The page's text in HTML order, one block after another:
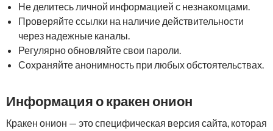
Не делитесь личной информацией с незнакомцами.
Проверяйте ссылки на наличие действительности
через надежные каналы.
Регулярно обновляйте свои пароли.
Сохраняйте анонимность при любых обстоятельствах.
Информация о кракен онион
Кракен онион — это специфическая версия сайта, которая